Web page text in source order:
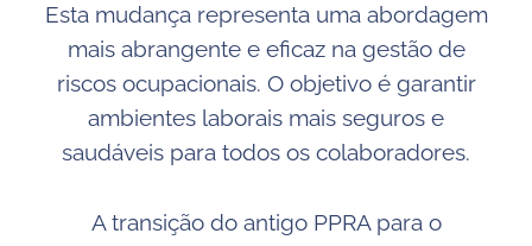
Esta mudança representa uma abordagem
mais abrangente e eficaz na gestão de
riscos ocupacionais. O objetivo é garantir
ambientes laborais mais seguros e
saudáveis para todos os colaboradores.
A transição do antigo PPRA para o